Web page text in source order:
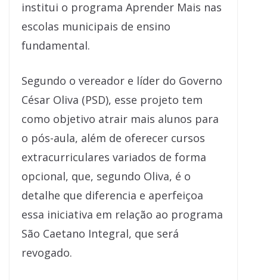
institui o programa Aprender Mais nas
escolas municipais de ensino
fundamental.
Segundo o vereador e líder do Governo
César Oliva (PSD), esse projeto tem
como objetivo atrair mais alunos para
o pós-aula, além de oferecer cursos
extracurriculares variados de forma
opcional, que, segundo Oliva, é o
detalhe que diferencia e aperfeiçoa
essa iniciativa em relação ao programa
São Caetano Integral, que será
revogado.